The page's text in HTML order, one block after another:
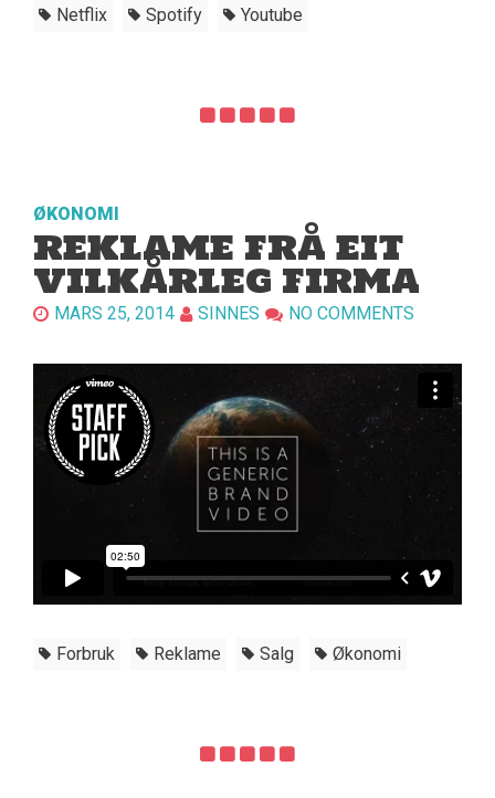
Netflix
Spotify Youtube
ØKONOMI
REKLAME FRÅ EIT
VILKÅRLEG FIRMA
MARS 25, 2014 SINNES NO COMMENTS
Forbruk Reklame Salg Økonomi